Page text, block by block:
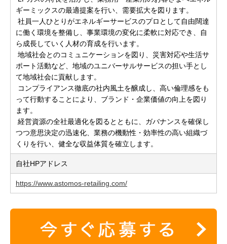
ギーミックスの最適提案を行い、需要拡大を図ります。
社員一人ひとりがエネルギーサービスのプロとして自由闊達
に働く環境を整備し、事業環境の変化に柔軟に対応でき、自
ら成長していく人材の育成を行います。
地域社会とのコミュニケーションを図り、災害対応や生活サ
ポート活動など、地域のユニバーサルサービスの担い手とし
て地域社会に貢献します。
コンプライアンス徹底の社内風土を醸成し、高い倫理感をも
って行動することにより、ブランド・企業価値の向上を図り
ます。
経営資源の全社最適化を図るとともに、ガバナンスを確保し
つつ意思決定の迅速化、業務の機動性・効率性の高い組織づ
くりを行い、健全な収益体質を確立します。
自社HPアドレス
https://www.astomos-retailing.com/